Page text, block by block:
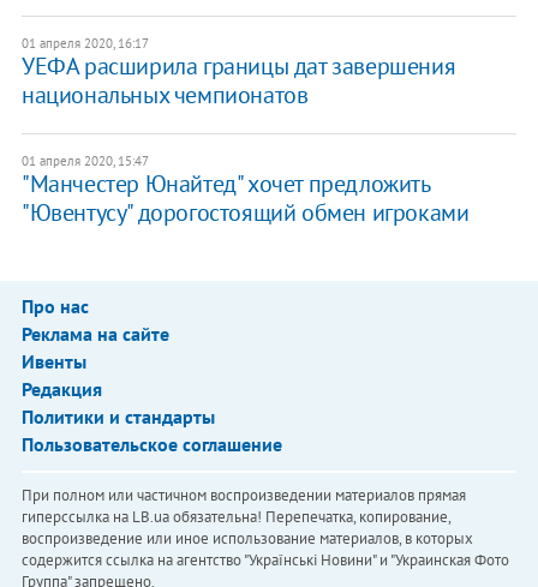
01 апреля 2020, 16:17
УЕФА расширила границы дат завершения
национальных чемпионатов
01 апреля 2020, 15:47
"Манчестер Юнайтед" хочет предложить
"Ювентусу" дорогостоящий обмен игроками
Про нас
Реклама на сайте
Ивенты
Редакция
Политики и стандарты
Пользовательское соглашение
При полном или частичном воспроизведении материалов прямая
гиперссылка на LB.ua обязательна! Перепечатка, копирование,
воспроизведение или иное использование материалов, в которых
содержится ссылка на агентство "Українськi Новини" и "Украинская Фото
Группа" запрещено.